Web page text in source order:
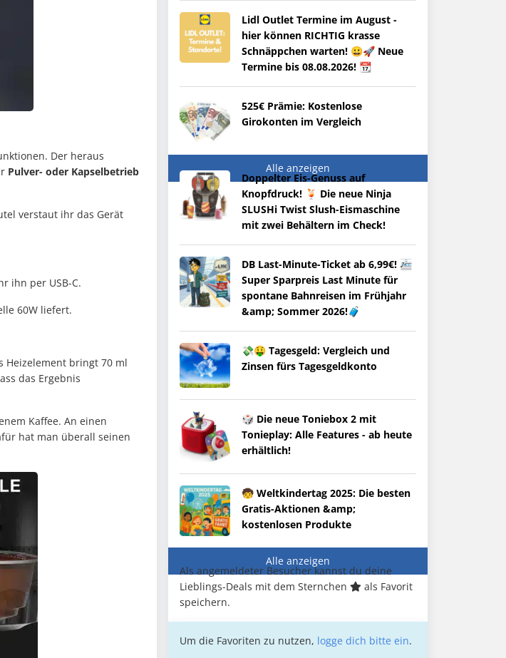
Der heraus
Pulver- oder Kapselbetrieb
verstaut ihr das Gerät
ihn per USB-C.
60W liefert.
Heizelement bringt 70 ml
das Ergebnis
Kaffee. An einen
hat man überall seinen
Lidl Outlet Termine im August -
hier können RICHTIG krasse
Schnäppchen warten! 😀🚀 Neue
Termine bis 08.08.2026! 📆
525€ Prämie: Kostenlose
Girokonten im Vergleich
Alle anzeigen
Doppelter Eis-Genuss auf
Knopfdruck! 🍹 Die neue Ninja
SLUSHi Twist Slush-Eismaschine
mit zwei Behältern im Check!
DB Last-Minute-Ticket ab 6,99€! 🚈
Super Sparpreis Last Minute für
spontane Bahnreisen im Frühjahr
&amp; Sommer 2026!🧳
💸🤑 Tagesgeld: Vergleich und
Zinsen fürs Tagesgeldkonto
🎲 Die neue Toniebox 2 mit
Tonieplay: Alle Features - ab heute
erhältlich!
🧒 Weltkindertag 2025: Die besten
Gratis-Aktionen &amp;
kostenlosen Produkte
Alle anzeigen
Als angemeldeter Besucher kannst du deine
Lieblings-Deals mit dem Sternchen
als Favorit
speichern.
Um die Favoriten zu nutzen, logge dich bitte ein.